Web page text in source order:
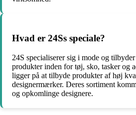
Hvad er 24Ss speciale?
24S specialiserer sig i mode og
produkter inden for tøj, sko, tasker og
ligger på at tilbyde produkter af høj
designermærker. Deres sortiment
og opkomlinge designere.